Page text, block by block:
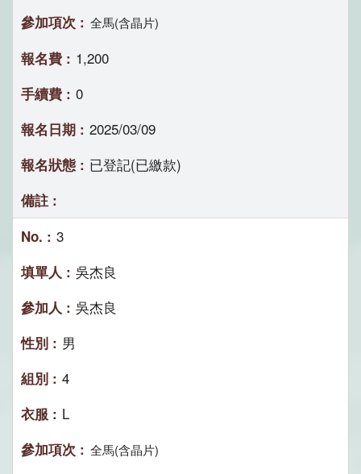
全馬(含晶片)
1,200
0
2025/03/09
已登記(已繳款)
3
吳杰良
吳杰良
男
4
L
全馬(含晶片)